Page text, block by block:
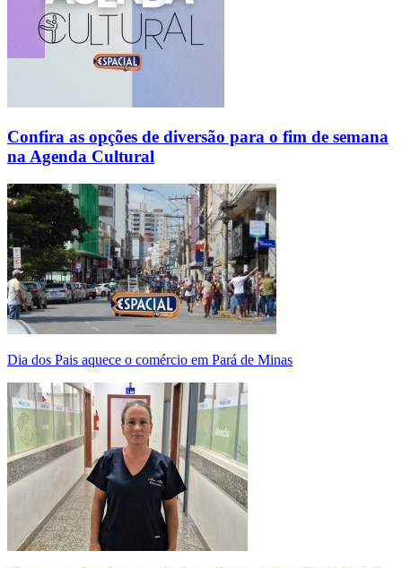
Confira as opções de diversão para o fim de semana
na Agenda Cultural
Dia dos Pais aquece o comércio em Pará de Minas